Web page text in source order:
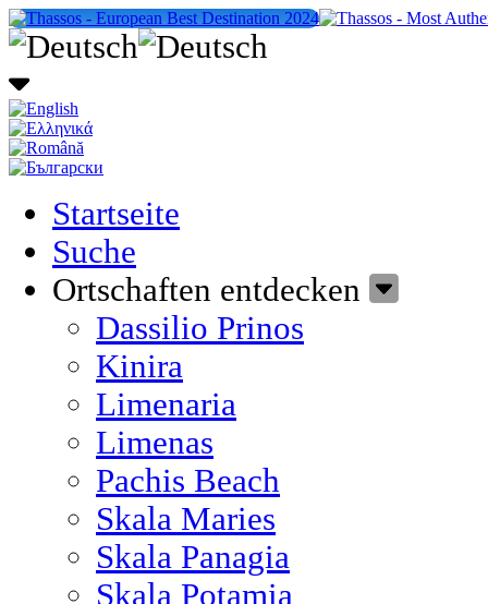
Startseite
Suche
Ortschaften entdecken
Dassilio Prinos
Kinira
Limenaria
Limenas
Pachis Beach
Skala Maries
Skala Panagia
Skala Potamia